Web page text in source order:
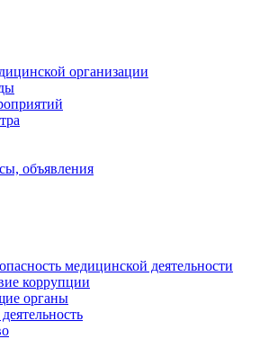
организации
объявления
медицинской деятельности
коррупции
органы